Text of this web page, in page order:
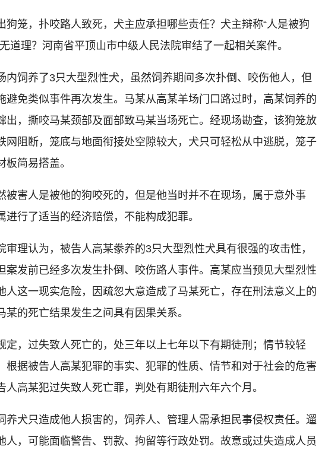
笼，扑咬路人致死，犬主应承担哪些责任？犬主辩称“人是被狗
道理？河南省平顶山市中级人民法院审结了一起相关案件。
饲养了3只大型烈性犬，虽然饲养期间多次扑倒、咬伤他人，但
避免类似事件再次发生。马某从高某羊场门口路过时，高某饲养的
出，撕咬马某颈部及面部致马某当场死亡。经现场勘查，该狗笼放
网阻断，笼底与地面衔接处空隙较大，犬只可轻松从中逃脱，笼子
简易搭盖。
害人是被他的狗咬死的，但是他当时并不在现场，属于意外事
行了适当的经济赔偿，不能构成犯罪。
认为，被告人高某豢养的3只大型烈性犬具有很强的攻击性，
案发前已经多次发生扑倒、咬伤路人事件。高某应当预见大型烈性
人这一现实危险，因疏忽大意造成了马某死亡，存在刑法意义上的
的死亡结果发生之间具有因果关系。
，过失致人死亡的，处三年以上七年以下有期徒刑；情节较轻
根据被告人高某犯罪的事实、犯罪的性质、情节和对于社会的危害
高某犯过失致人死亡罪，判处有期徒刑六年六个月。
犬只造成他人损害的，饲养人、管理人需承担民事侵权责任。遛
人，可能面临警告、罚款、拘留等行政处罚。故意或过失造成人员